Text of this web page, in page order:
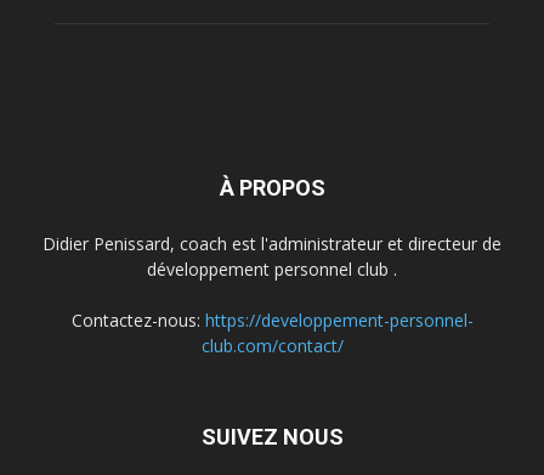
À PROPOS
Didier Penissard, coach est l'administrateur et directeur de
développement personnel club .
Contactez-nous: https://developpement-personnel-
club.com/contact/
SUIVEZ NOUS